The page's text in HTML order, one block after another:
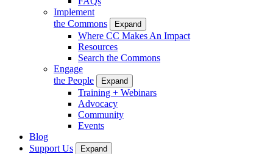
Implement
the Commons
Expand
Where CC Makes An Impact
Resources
Search the Commons
Engage
the People
Expand
Training + Webinars
Advocacy
Community
Events
Blog
Support Us
Expand